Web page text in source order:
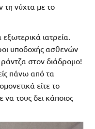
τη νύχτα με το
ιατρεία.
υποδοχής ασθενών
στον διάδρομο!
πάνω από τα
είτε το
τους δει κάποιος